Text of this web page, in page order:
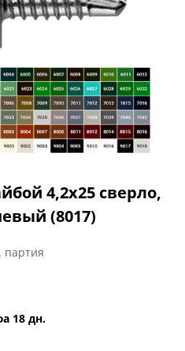
4,2х25 сверло,
(8017)
18 дн.